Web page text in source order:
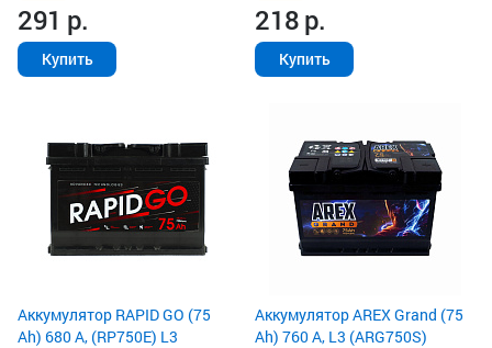
291 р.
Купить
218р.
Купить
Аккумулятор RAPID GO (75
Ah) 680 А, (RP750E) L3
Аккумулятор AREX Grand (75
Ah) 760 А, L3 (ARG750S)